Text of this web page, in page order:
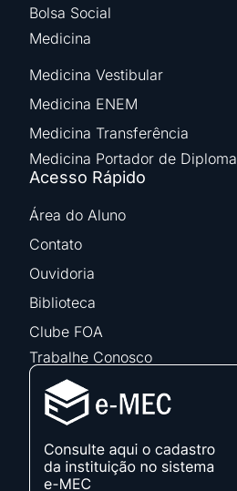
Bolsa Social
Medicina
Medicina Vestibular
Medicina ENEM
Medicina Transferência
Medicina Portador de Diploma
Acesso Rápido
Área do Aluno
Contato
Ouvidoria
Biblioteca
Clube FOA
Trabalhe Conosco